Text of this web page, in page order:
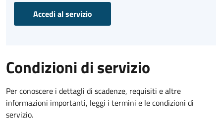
Accedi al servizio
Condizioni di servizio
Per conoscere i dettagli di scadenze, requisiti e altre
informazioni importanti, leggi i termini e le condizioni di
servizio.